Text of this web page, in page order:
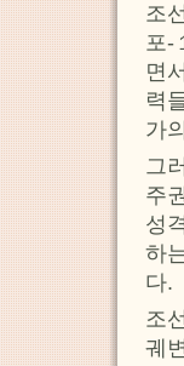
조
포-
면
력
가
그
주
성
하
다.
조
궤